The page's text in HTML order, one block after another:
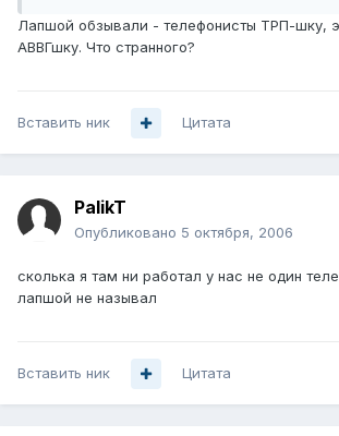
Лапшой обзывали - телефонисты ТРП-шку,
АВВГшку. Что странного?
Вставить ник Цитата
PalikT
Опубликовано 5 октября, 2006
сколька я там ни работал у нас не один
лапшой не называл
Вставить ник Цитата